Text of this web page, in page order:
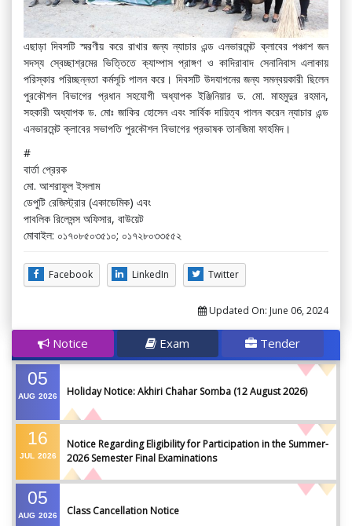
এছাড়া দিবসটি স্মরণীয় করে রাখার জন্য ন্যাচার এন্ড এনভারমেন্ট ক্লাবের পঞ্চাশ জন
সদস্য স্বেচ্ছাশ্রমের ভিত্তিতে ক্যাম্পাস প্রাঙ্গণ ও কাদিরাবাদ সেনানিবাস এলাকায়
পরিস্কার পরিচ্ছন্নতা কর্মসূচি পালন করে। দিবসটি উদযাপনের জন্য সমন্বয়কারী ছিলেন
পুরকৌশল বিভাগের প্রধান সহযোগী অধ্যাপক ইঞ্জিনিয়ার ড. মো. মাহমুদুর রহমান,
সহকারী অধ্যাপক ড. মোঃ জাকির হোসেন এবং সার্বিক দায়িত্ব পালন করেন ন্যাচার এন্ড
এনভারমেন্ট ক্লাবের সভাপতি পুরকৌশল বিভাগের প্রভাষক তানজিমা ফাহমিদ।
#
বার্তা প্রেরক
মো. আশরাফুল ইসলাম
ডেপুটি রেজিস্ট্রার (একাডেমিক) এবং
পাবলিক রিলেসন্স অফিসার, বাউয়েট
মোবাইল: ০১৭০৮৫০৩৫১০; ০১৭২৮০৩৩৫৫২
Facebook LinkedIn Twitter
Updated On: June 06, 2024
Notice Exam Tender
05
AUG 2026 Holiday Notice: Akhiri Chahar Somba (12 August 2026)
16
JUL 2026
Notice Regarding Eligibility for Participation in the Summer-
2026 Semester Final Examinations
05
AUG 2026 Class Cancellation Notice